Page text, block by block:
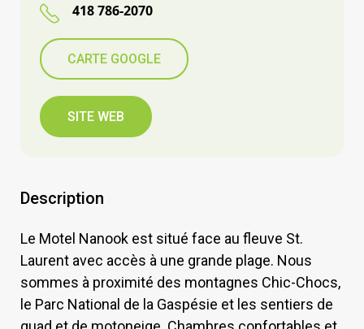
418 786-2070
CARTE GOOGLE
SITE WEB
Description
Le Motel Nanook est situé face au fleuve St.
Laurent avec accès à une grande plage. Nous
sommes à proximité des montagnes Chic-Chocs,
le Parc National de la Gaspésie et les sentiers de